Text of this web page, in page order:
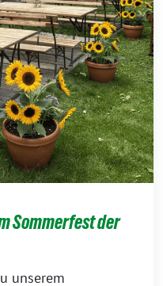
Sommerfest der
unserem